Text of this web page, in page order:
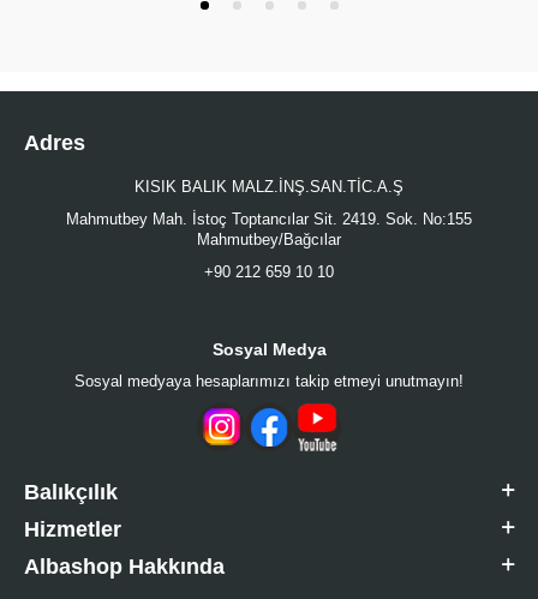
Adres
KISIK BALIK MALZ.İNŞ.SAN.TİC.A.Ş
Mahmutbey Mah. İstoç Toptancılar Sit. 2419. Sok. No:155
Mahmutbey/Bağcılar
+90 212 659 10 10
Sosyal Medya
Sosyal medyaya hesaplarımızı takip etmeyi unutmayın!
Balıkçılık
Hizmetler
Albashop Hakkında